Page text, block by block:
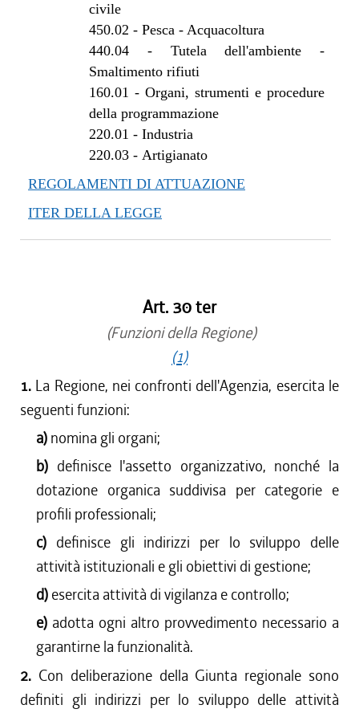
dal 01/01/2011 al 06/04/2011
dal 28/10/2010 al 31/12/2010
dal 22/07/2010 al 27/10/2010
dal 24/06/2010 al 21/07/2010
dal 01/01/2010 al 23/06/2010
dal 30/07/2009 al 31/12/2009
dal 11/06/2009 al 29/07/2009
civile
450.02 - Pesca - Acquacoltura
440.04- Tutela dell'ambiente -
Smaltimento rifiuti
160.01 - Organi, strumenti e procedure
della programmazione
220.01 - Industria
220.03- Artigianato
REGOLAMENTI DI ATTUAZIONE
ITER DELLA LEGGE
Art. 30 ter
(Funzioni della Regione)
(1)
1. La Regione, nei confronti dell'Agenzia, esercita le
seguenti funzioni:
a) nomina gli organi;
b) definisce l'assetto organizzativo, nonché la
dotazione organica suddivisa per categorie e
profili professionali;
c) definisce gli indirizzi per lo sviluppo delle
attività istituzionali e gli obiettivi di gestione;
d) esercita attività di vigilanza e controllo;
e) adotta ogni altro provvedimento necessario a
garantirne la funzionalità.
2. Con deliberazione della Giunta regionale sono
definiti gli indirizzi per lo sviluppo delle attività